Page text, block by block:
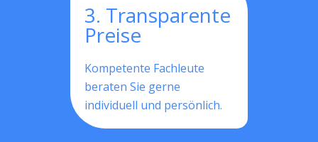
3. Transparente
Preise
Kompetente Fachleute
beraten Sie gerne
individuell und persönlich.